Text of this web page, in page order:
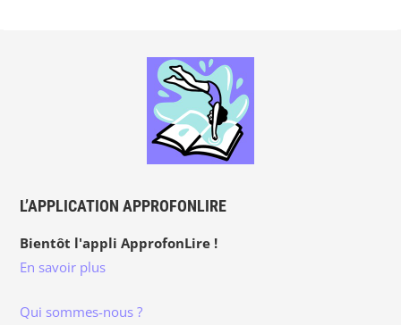
L’APPLICATION APPROFONLIRE
Bientôt l'appli ApprofonLire !
En savoir plus
Qui sommes-nous ?